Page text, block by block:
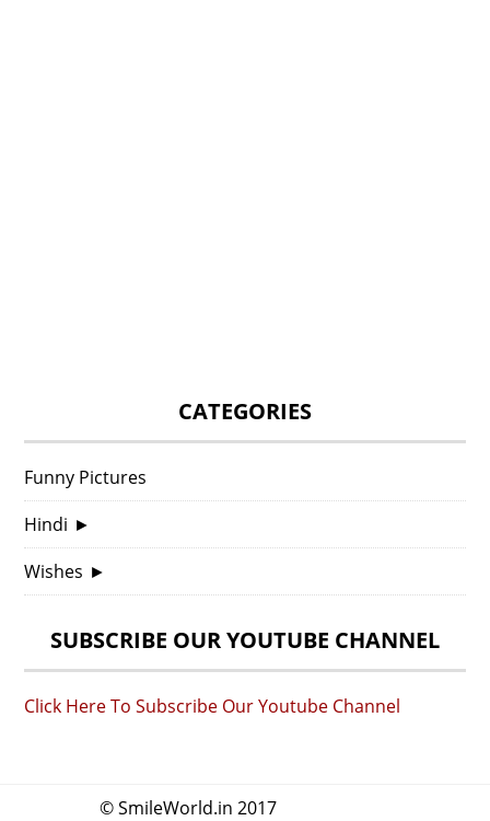
CATEGORIES
Funny Pictures
Hindi ►
Wishes ►
SUBSCRIBE OUR YOUTUBE CHANNEL
Click Here To Subscribe Our Youtube Channel
© SmileWorld.in 2017